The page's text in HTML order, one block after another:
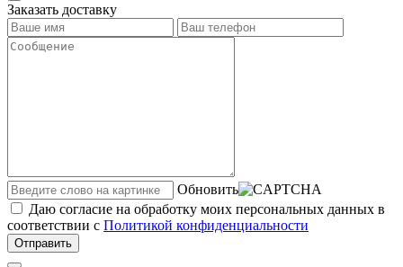
Заказать доставку
Обновить
Даю согласие на обработку моих персональных данных в
соответствии с Политикой конфиденциальности
Отправить